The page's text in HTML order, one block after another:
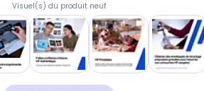
Visuel(s) du produit neuf